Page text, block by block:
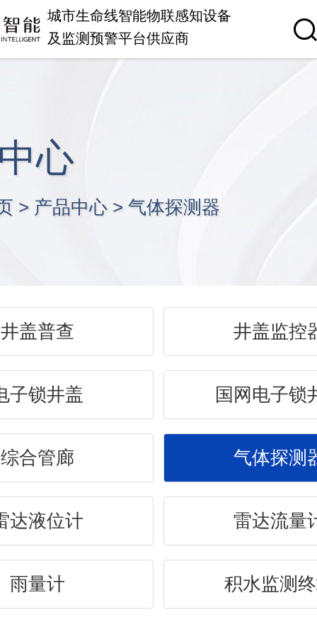
城市生命线智能物联感知设备
及监测预警平台供应商
心
> 产品中心 > 气体探测器
井盖普查 井盖监控
子锁井盖 国网电子锁
综合管廊 气体探测
达液位计 雷达流量
雨量计 积水监测